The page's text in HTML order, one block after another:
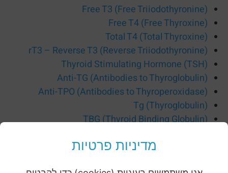
(Free T3 (Free Triiodothyronine
(Free T4 (Free Thyroxine
(Total T4 (Total Thyroxine
(rT3 – Reverse T3 (Reverse Triiodothyronine
(Thyroid Stimulating Hormone (TSH
(Anti-TG (Antibodies to Thyroglobulin
(Anti-TPO (Antibodies to Thyroperoxidase
(Tg (Thyroglobulin
(TBG (Thyroid Binding Globulin
הוראות למתן הדגימה וקבלת תוצאות
מדיניות פרטיות